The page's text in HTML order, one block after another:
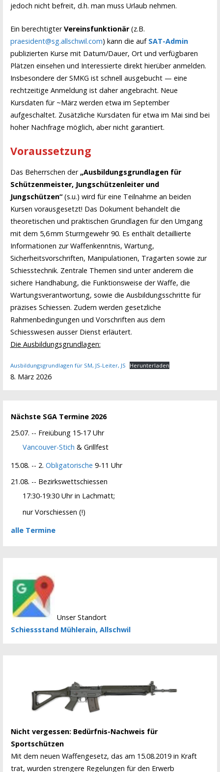
jedoch nicht befreit, d.h. man muss Urlaub nehmen.
Ein berechtigterVereinsfunktionär(z.B.
praesident@sg.allschwil.com) kann die auf SAT-Admin
publizierten Kurse mit Datum/Dauer, Ort und verfügbaren
Plätzen einsehen und Interessierte direkt hierüber anmelden.
Insbesondere der SMKG ist schnell ausgebucht — eine
rechtzeitige Anmeldung ist daher angebracht. Neue
Kursdaten für ~März werden etwa im September
aufgeschaltet. Zusätzliche Kursdaten für etwa im Mai sind bei
hoher Nachfrage möglich, aber nicht garantiert.
Voraussetzung
Das Beherrschen der „Ausbildungsgrundlagen für
Schützenmeister, Jungschützenleiter und
Jungschützen“(s.u.) wird für eine Teilnahme an beiden
Kursen vorausgesetzt! Das Dokument behandelt die
theoretischen und praktischen Grundlagen für den Umgang
mit dem 5,6 mm Sturmgewehr 90. Es enthält detaillierte
Informationen zur Waffenkenntnis, Wartung,
Sicherheitsvorschriften, Manipulationen, Tragarten sowie zur
Schiesstechnik. Zentrale Themen sind unter anderem die
sichere Handhabung, die Funktionsweise der Waffe, die
Wartungsverantwortung, sowie die Ausbildungsschritte für
präzises Schiessen. Zudem werden gesetzliche
Rahmenbedingungen und Vorschriften aus dem
Schiesswesen ausser Dienst erläutert.
Die Ausbildungsgrundlagen:
Ausbildungsgrundlagen für SM, JS-Leiter, JS Herunterladen
8. März 2026
Nächste SGA Termine 2026
25.07. -- Freiübung 15-17 Uhr
Vancouver-Stich & Grillfest
15.08. -- 2.Obligatorische 9-11 Uhr
21.08. -- Bezirkswettschiessen
17:30-19:30 Uhr in Lachmatt;
nur Vorschiessen (!)
alle Termine
Unser Standort
Schiessstand Mühlerain, Allschwil
Nicht vergessen: Bedürfnis-Nachweis für
Sportschützen
Mit dem neuen Waffengesetz, das am 15.08.2019 in Kraft
trat, wurden strengere Regelungen für den Erwerb